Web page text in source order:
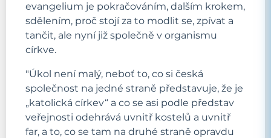
evangelium je pokračováním, dalším krokem,
sdělením, proč stojí za to modlit se, zpívat a
tančit, ale nyní již společně v organismu
církve.
"Úkol není malý, neboť to, co si česká
společnost na jedné straně představuje, že je
„katolická církev“ a co se asi podle představ
veřejnosti odehrává uvnitř kostelů a uvnitř
far, a to, co se tam na druhé straně opravdu